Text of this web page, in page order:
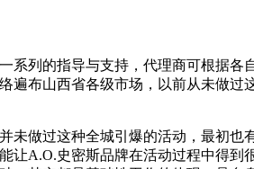
系列的指导与支持，代理商可根据
布山西省各级市场，以前从未做过
未做过这种全城引爆的活动，最初
A.O.史密斯品牌在活动过程中得